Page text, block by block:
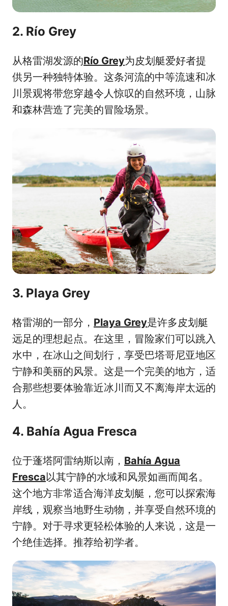
2. Río Grey
从格雷湖发源的Río Grey为皮划艇爱好者提
供另一种独特体验。这条河流的中等流速和冰
川景观将带您穿越令人惊叹的自然环境，山脉
和森林营造了完美的冒险场景。
3. Playa Grey
格雷湖的一部分， Playa Grey是许多皮划艇
远足的理想起点。在这里，冒险家们可以跳入
水中，在冰山之间划行，享受巴塔哥尼亚地区
宁静和美丽的风景。这是一个完美的地方，适
合那些想要体验靠近冰川而又不离海岸太远的
人。
4. Bahía Agua Fresca
位于蓬塔阿雷纳斯以南， Bahía Agua
Fresca以其宁静的水域和风景如画而闻名。
这个地方非常适合海洋皮划艇，您可以探索海
岸线，观察当地野生动物，并享受自然环境的
宁静。对于寻求更轻松体验的人来说，这是一
个绝佳选择。推荐给初学者。